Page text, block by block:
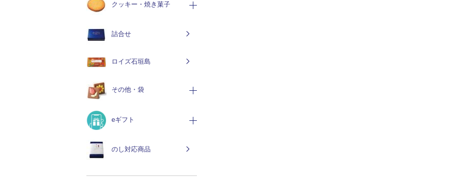
クッキー・焼き菓子
詰合せ
ロイズ石垣島
その他・袋
eギフト
のし対応商品